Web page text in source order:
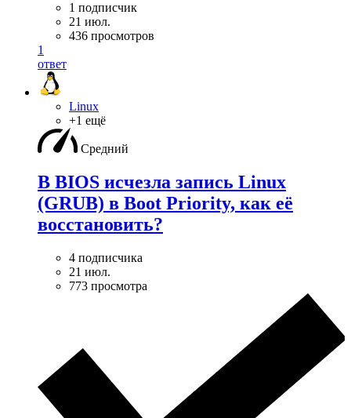
1 подписчик
21 июл.
436 просмотров
1
ответ
Linux
+1 ещё
Средний
В BIOS исчезла запись Linux
(GRUB) в Boot Priority, как её
восстановить?
4 подписчика
21 июл.
773 просмотра